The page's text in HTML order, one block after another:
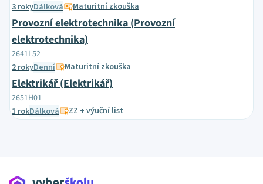
3 rokyDálková Maturitní zkouška
Provozní elektrotechnika (Provozní
elektrotechnika)
2641L52
2 rokyDenní Maturitní zkouška
Elektrikář (Elektrikář)
2651H01
1 rokDálková ZZ + výuční list